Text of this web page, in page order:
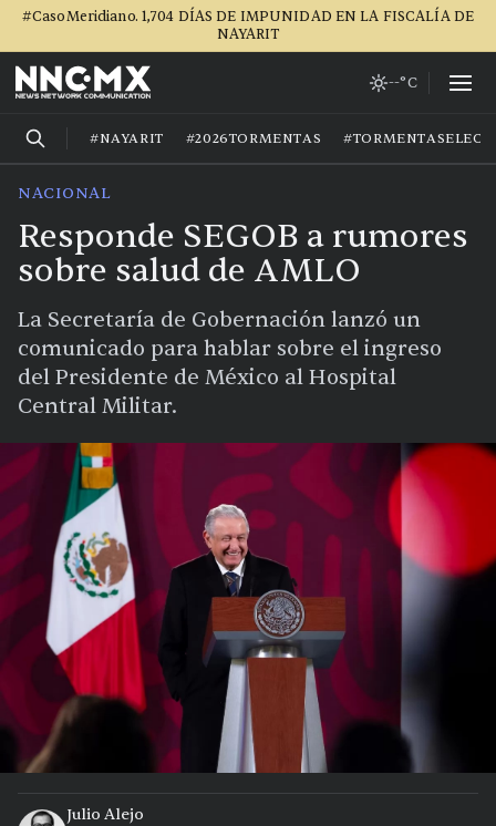
#CasoMeridiano. 1,704 DÍAS DE IMPUNIDAD EN LA FISCALÍA DE
NAYARIT
--°C
#NAYARIT #2026TORMENTAS
NACIONAL
Responde SEGOB a rumores
sobre salud de AMLO
La Secretaría de Gobernación lanzó un
comunicado para hablar sobre el ingreso
del Presidente de México al Hospital
Central Militar.
Julio Alejo